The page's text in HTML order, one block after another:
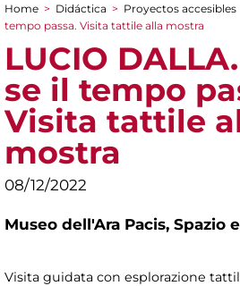
You are here
Home > Didáctica > Proyectos accesibles
tempo passa. Visita tattile alla mostra
LUCIO
se il tempo
Visita tattile
mostra
08/12/2022
Museo dell'Ara Pacis, Spazio
Visita guidata con esplorazione